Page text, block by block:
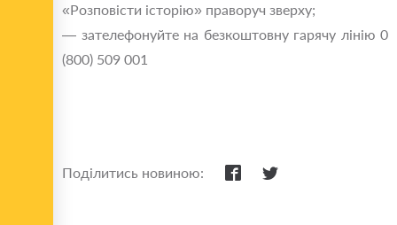
«Розповісти історію» праворуч зверху;
— зателефонуйте на безкоштовну гарячу лінію 0
(800) 509 001
Поділитись новиною: